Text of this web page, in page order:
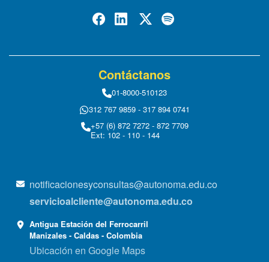
Contáctanos
01-8000-510123
312 767 9859 - 317 894 0741
+57 (6) 872 7272 - 872 7709
Ext: 102 - 110 - 144
notificacionesyconsultas@autonoma.edu.co
servicioalcliente@autonoma.edu.co
Antigua Estación del Ferrocarril
Manizales - Caldas - Colombia
Ubicación en Google Maps